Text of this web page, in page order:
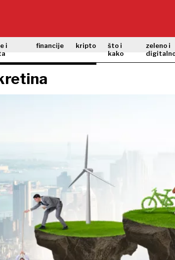
i
financije kripto
što i
kako
zeleno i